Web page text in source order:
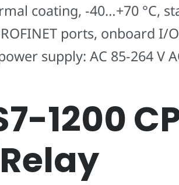
coating, -40…+70 °C,
ports, onboard I/
supply: AC 85-264 V
1200